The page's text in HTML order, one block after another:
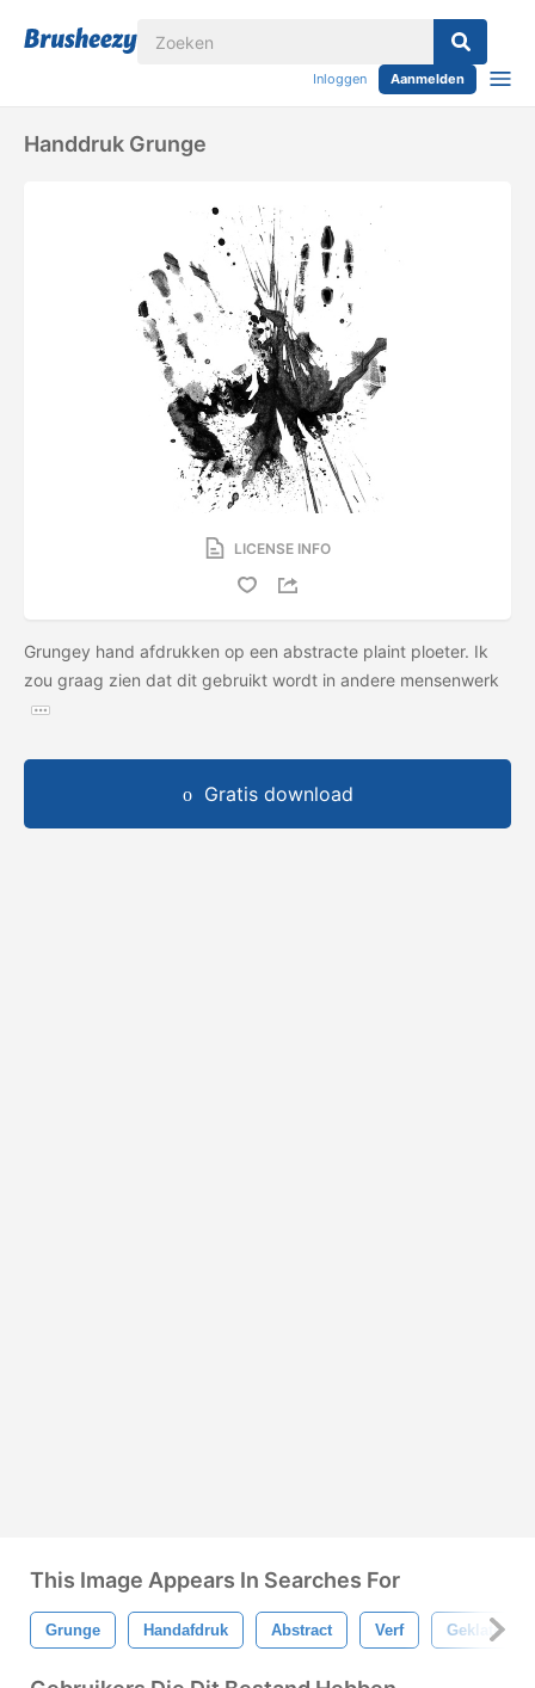
Inloggen Aanmelden
Handdruk Grunge
LICENSE INFO
Grungey hand afdrukken op een abstracte plaint ploeter. Ik
zou graag zien dat dit gebruikt wordt in andere mensenwerk
Gratis download
This Image Appears In Searches For
Grunge Handafdruk Abstract Verf Geklater